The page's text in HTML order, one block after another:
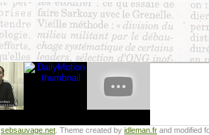
sebsauvage.net . Theme created by idleman.fr and modified